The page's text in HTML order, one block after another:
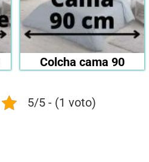
Colcha cama 90
5/5 - (1 voto)